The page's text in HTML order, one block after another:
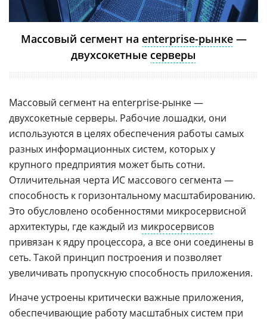
Массовый сегмент на enterprise-рынке—
двухсокетные серверы
Массовый сегмент на enterprise-рынке —
двухсокетные серверы. Рабочие лошадки, они
используются в целях обеспечения работы самых
разных информационных систем, которых у
крупного предприятия может быть сотни.
Отличительная черта ИС массового сегмента —
способность к горизонтальному масштабированию.
Это обусловлено особенностями микросервисной
архитектуры, где каждый из микросервисов
привязан к ядру процессора, а все они соединены в
сеть. Такой принцип построения и позволяет
увеличивать пропускную способность приложения.
Иначе устроены критически важные приложения,
обеспечивающие работу масштабных систем при